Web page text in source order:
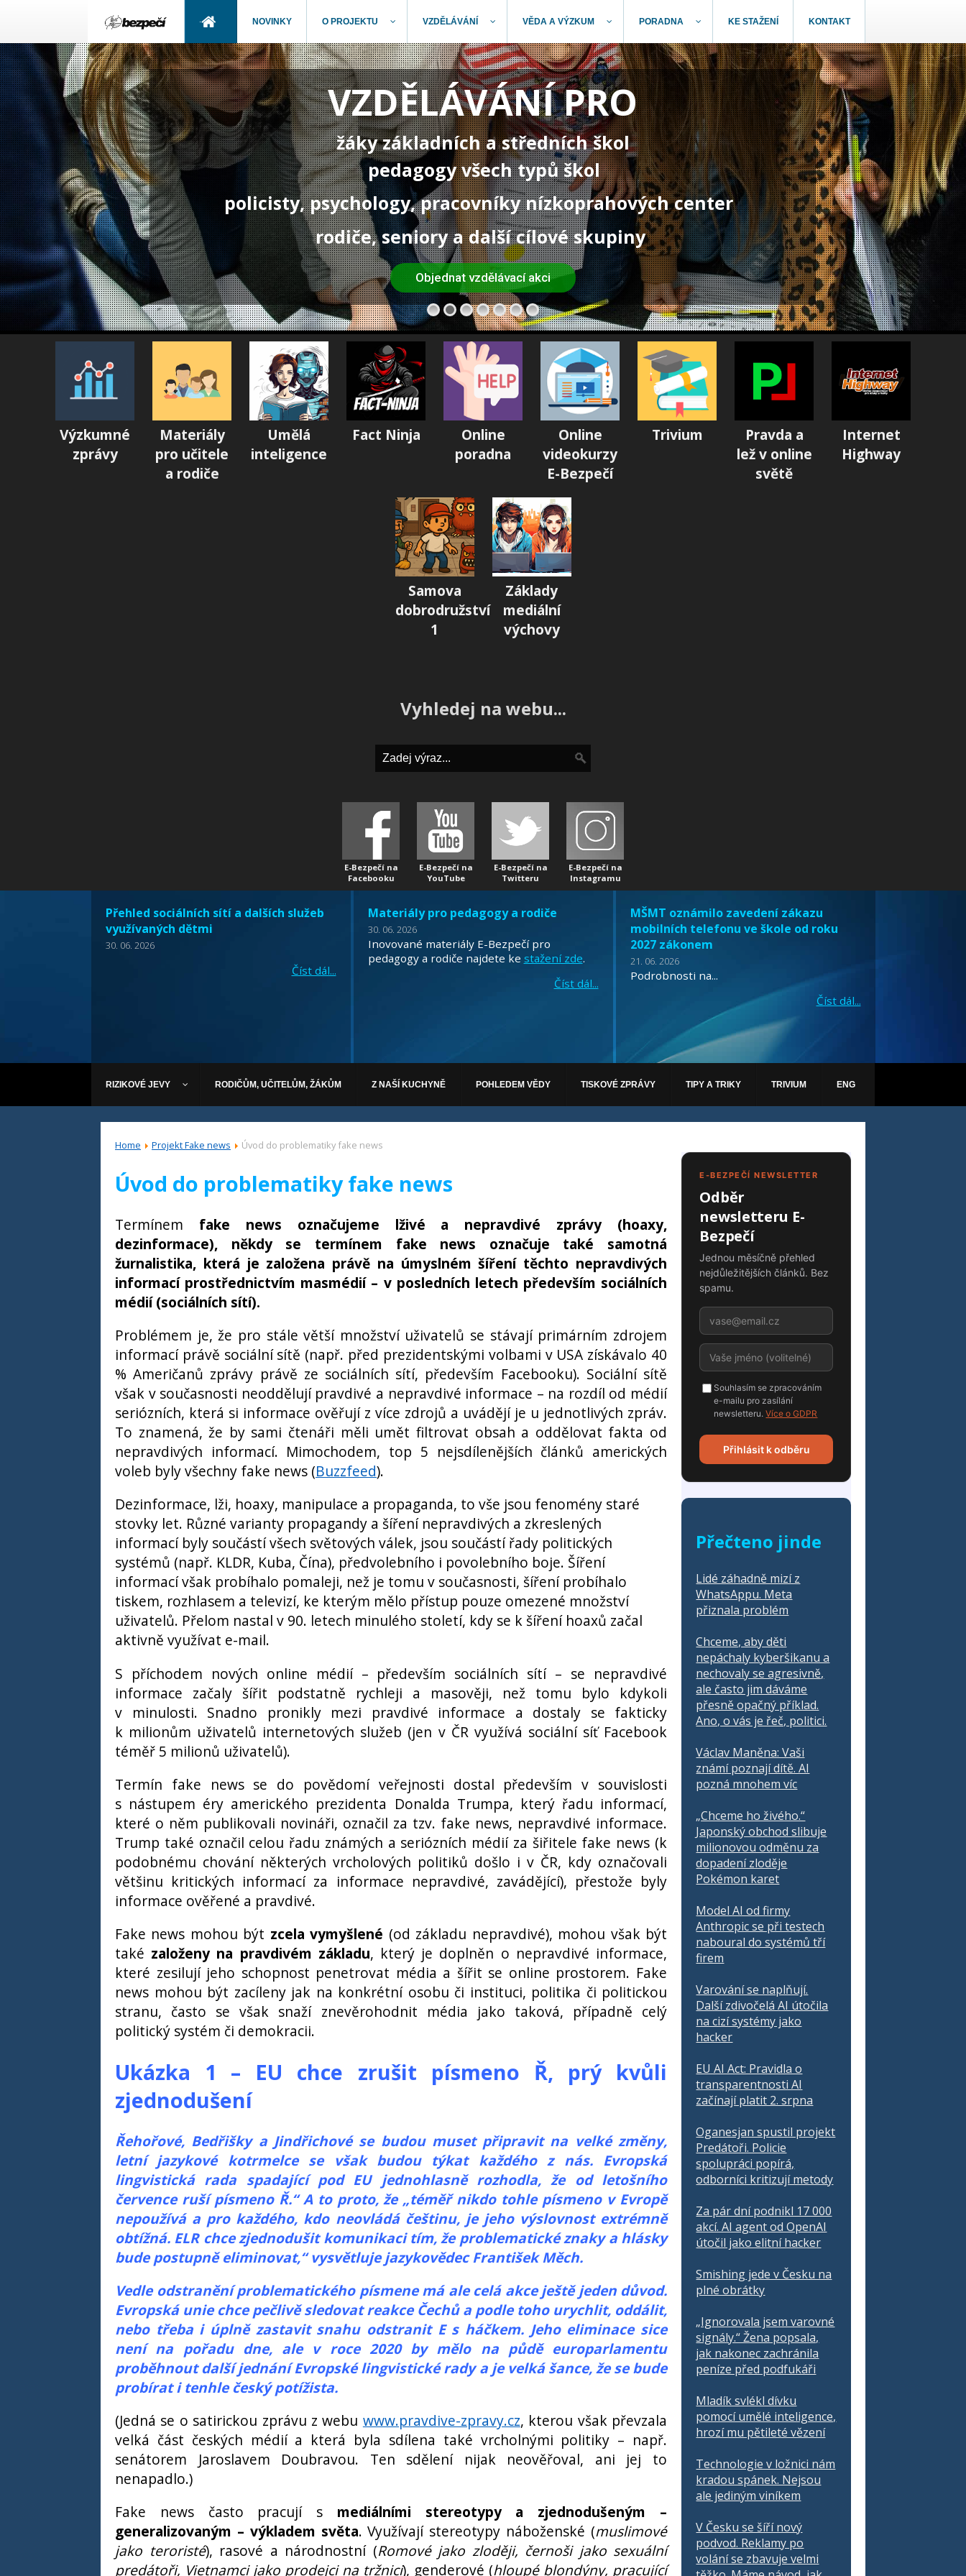
NOVINKY O PROJEKTU VZDĚLÁVÁNÍ VĚDA A VÝZKUM PORADNA KE STAŽENÍ KONTAKT
VZDĚLÁVÁNÍ PRO
žáky základních a středních škol
pedagogy všech typů škol
policisty, psychology, pracovníky nízkoprahových center
rodiče, seniory a další cílové skupiny
Objednat vzdělávací akci
Výzkumné
zprávy
Materiály
pro učitele
a rodiče
Umělá
inteligence
Fact Ninja
Online
poradna
Online
videokurzy
E-Bezpečí
Trivium
Pravda a
lež v online
světě
Internet
Highway
Samova
dobrodružství
1
Základy
mediální
výchovy
Vyhledej na webu...
E-Bezpečí na
Facebooku
E-Bezpečí na
YouTube
E-Bezpečí na
Twitteru
E-Bezpečí na
Instagramu
Přehled sociálních sítí a dalších služeb
využívaných dětmi
30. 06. 2026
Číst dál...
Materiály pro pedagogy a rodiče
30. 06. 2026
Inovované materiály E-Bezpečí pro
pedagogy a rodiče najdete ke stažení zde.
Číst dál...
MŠMT oznámilo zavedení zákazu
mobilních telefonu ve škole od roku
2027 zákonem
21. 06. 2026
Podrobnosti na...
Číst dál...
RIZIKOVÉ JEVY RODIČŮM, UČITELŮM, ŽÁKŮM Z NAŠÍ KUCHYNĚ POHLEDEM VĚDY TISKOVÉ ZPRÁVY TIPY A TRIKY TRIVIUM ENG
Home Projekt Fake news Úvod do problematiky fake news
E-BEZPEČÍ NEWSLETTER
Odběr
newsletteru E-
Bezpečí
Jednou měsíčně přehled
nejdůležitějších článků. Bez
spamu.
Souhlasím se zpracováním
e-mailu pro zasílání
newsletteru.Více o GDPR
Přihlásit k odběru
Přečteno jinde
Lidé záhadně mizí z
WhatsAppu. Meta
přiznala problém
Chceme, aby děti
nepáchaly kyberšikanu a
nechovaly se agresivně,
ale často jim dáváme
přesně opačný příklad.
Ano, o vás je řeč, politici.
Václav Maněna: Vaši
známí poznají dítě. AI
pozná mnohem víc
„Chceme ho živého.“
Japonský obchod slibuje
milionovou odměnu za
dopadení zloděje
Pokémon karet
Model AI od firmy
Anthropic se při testech
naboural do systémů tří
firem
Varování se naplňují.
Další zdivočelá AI útočila
na cizí systémy jako
hacker
EU AI Act: Pravidla o
transparentnosti AI
začínají platit 2. srpna
Oganesjan spustil projekt
Predátoři. Policie
spolupráci popírá,
odborníci kritizují metody
Za pár dní podnikl 17 000
akcí. AI agent od OpenAI
útočil jako elitní hacker
Smishing jede v Česku na
plné obrátky
„Ignorovala jsem varovné
signály.“ Žena popsala,
jak nakonec zachránila
peníze před podfukáři
Mladík svlékl dívku
pomocí umělé inteligence,
hrozí mu pětileté vězení
Technologie v ložnici nám
kradou spánek. Nejsou
ale jediným viníkem
V Česku se šíří nový
podvod. Reklamy po
volání se zbavuje velmi
Úvod do problematiky fake news
Termínem fake news označujeme lživé a nepravdivé zprávy (hoaxy,
dezinformace), někdy se termínem fake news označuje také samotná
žurnalistika, která je založena právě na úmyslném šíření těchto nepravdivých
informací prostřednictvím masmédií – v posledních letech především sociálních
médií (sociálních sítí).
Problémem je, že pro stále větší množství uživatelů se stávají primárním zdrojem
informací právě sociální sítě (např. před prezidentskými volbami v USA získávalo 40
% Američanů zprávy právě ze sociálních sítí, především Facebooku). Sociální sítě
však v současnosti neoddělují pravdivé a nepravdivé informace – na rozdíl od médií
seriózních, která si informace ověřují z více zdrojů a uvádějí je u jednotlivých zpráv.
To znamená, že by sami čtenáři měli umět filtrovat obsah a oddělovat fakta od
nepravdivých informací. Mimochodem, top 5 nejsdílenějších článků amerických
voleb byly všechny fake news (Buzzfeed).
Dezinformace, lži, hoaxy, manipulace a propaganda, to vše jsou fenomény staré
stovky let. Různé varianty propagandy a šíření nepravdivých a zkreslených
informací byly součástí všech světových válek, jsou součástí řady politických
systémů (např. KLDR, Kuba, Čína), předvolebního i povolebního boje. Šíření
informací však probíhalo pomaleji, než je tomu v současnosti, šíření probíhalo
tiskem, rozhlasem a televizí, ke kterým mělo přístup pouze omezené množství
uživatelů. Přelom nastal v 90. letech minulého století, kdy se k šíření hoaxů začal
aktivně využívat e-mail.
S příchodem nových online médií – především sociálních sítí – se nepravdivé
informace začaly šířit podstatně rychleji a masověji, než tomu bylo kdykoli
v minulosti. Snadno pronikly mezi pravdivé informace a dostaly se fakticky
k milionům uživatelů internetových služeb (jen v ČR využívá sociální síť Facebook
téměř 5 milionů uživatelů).
Termín fake news se do povědomí veřejnosti dostal především v souvislosti
s nástupem éry amerického prezidenta Donalda Trumpa, který řadu informací,
které o něm publikovali novináři, označil za tzv. fake news, nepravdivé informace.
Trump také označil celou řadu známých a seriózních médií za šiřitele fake news (k
podobnému chování některých vrcholových politiků došlo i v ČR, kdy označovali
většinu kritických informací za informace nepravdivé, zavádějící), přestože byly
informace ověřené a pravdivé.
Fake news mohou být zcela vymyšlené (od základu nepravdivé), mohou však být
také založeny na pravdivém základu, který je doplněn o nepravdivé informace,
které zesilují jeho schopnost penetrovat média a šířit se online prostorem. Fake
news mohou být zacíleny jak na konkrétní osobu či instituci, politika či politickou
stranu, často se však snaží znevěrohodnit média jako taková, případně celý
politický systém či demokracii.
Ukázka 1 – EU chce zrušit písmeno Ř, prý kvůli
zjednodušení
Řehořové, Bedřišky a Jindřichové se budou muset připravit na velké změny,
letní jazykové kotrmelce se však budou týkat každého z nás. Evropská
lingvistická rada spadající pod EU jednohlasně rozhodla, že od letošního
července ruší písmeno Ř.“ A to proto, že „téměř nikdo tohle písmeno v Evropě
nepoužívá a pro každého, kdo neovládá češtinu, je jeho výslovnost extrémně
obtížná. ELR chce zjednodušit komunikaci tím, že problematické znaky a hlásky
bude postupně eliminovat,“ vysvětluje jazykovědec František Měch.
Vedle odstranění problematického písmene má ale celá akce ještě jeden důvod.
Evropská unie chce pečlivě sledovat reakce Čechů a podle toho urychlit, oddálit,
nebo třeba i úplně zastavit snahu odstranit E s háčkem. Jeho eliminace sice
není na pořadu dne, ale v roce 2020 by mělo na půdě europarlamentu
proběhnout další jednání Evropské lingvistické rady a je velká šance, že se bude
probírat i tenhle český potížista.
(Jedná se o satirickou zprávu z webu www.pravdive-zpravy.cz, kterou však převzala
velká část českých médií a která byla sdílena také vrcholnými politiky – např.
senátorem Jaroslavem Doubravou. Ten sdělení nijak neověřoval, ani jej to
nenapadlo.)
Fake news často pracují s mediálními stereotypy a zjednodušeným –
generalizovaným – výkladem světa. Využívají stereotypy náboženské (muslimové
jako teroristé), rasové a národnostní (Romové jako zloději, černoši jako sexuální
predátoři, Vietnamci jako prodejci na tržnici), genderové (hloupé blondýny, pracující